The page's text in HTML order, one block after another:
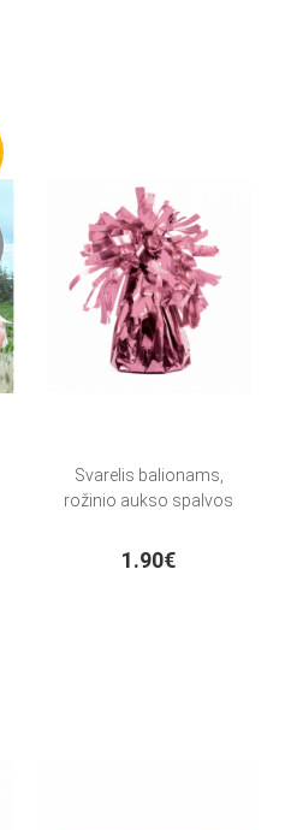
Svarelis balionams,
rožinio aukso spalvos
1.90€